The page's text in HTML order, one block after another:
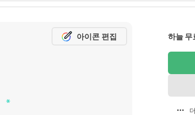
아이콘 편집 하늘 무